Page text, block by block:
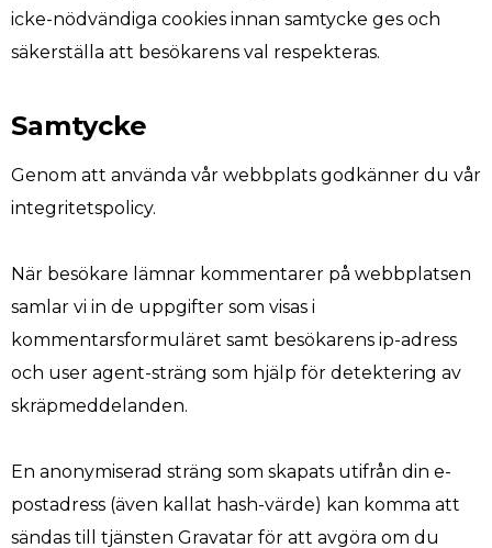
icke-nödvändiga cookies innan samtycke ges och
säkerställa att besökarens val respekteras.
Samtycke
Genom att använda vår webbplats godkänner du vår
integritetspolicy.
När besökare lämnar kommentarer på webbplatsen
samlar vi in de uppgifter som visas i
kommentarsformuläret samt besökarens ip-adress
och user agent-sträng som hjälp för detektering av
skräpmeddelanden.
En anonymiserad sträng som skapats utifrån din e-
postadress (även kallat hash-värde) kan komma att
sändas till tjänsten Gravatar för att avgöra om du